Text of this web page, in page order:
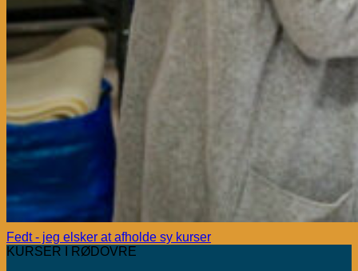
Fedt - jeg elsker at afholde sy kurser
KURSER I RØDOVRE